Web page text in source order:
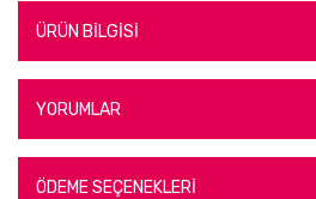
ÜRÜN BİLGİSİ
YORUMLAR
ÖDEME SEÇENEKLERİ